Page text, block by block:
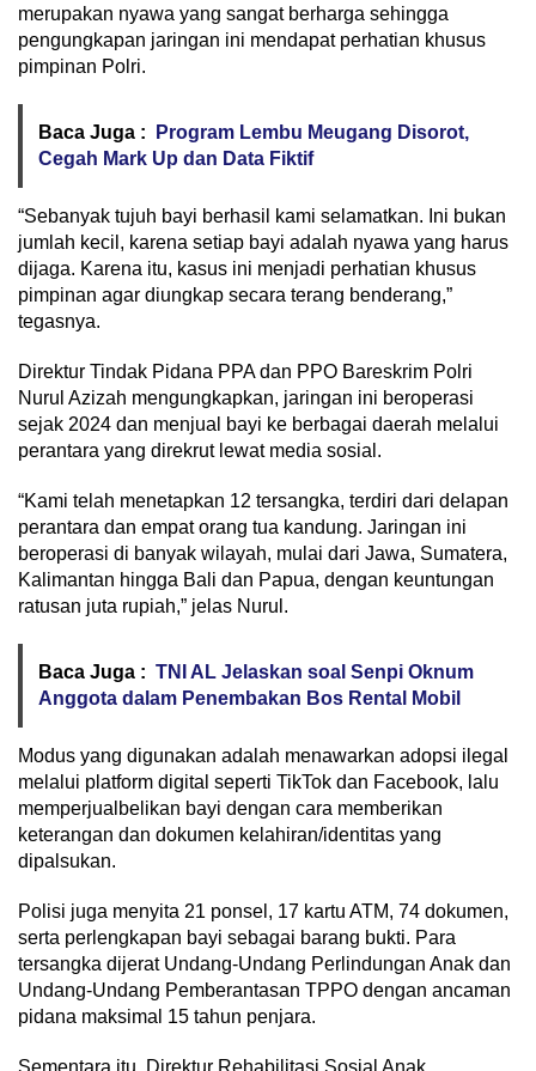
merupakan nyawa yang sangat berharga sehingga
pengungkapan jaringan ini mendapat perhatian khusus
pimpinan Polri.
Baca Juga :
Program Lembu Meugang Disorot,
Cegah Mark Up dan Data Fiktif
“Sebanyak tujuh bayi berhasil kami selamatkan. Ini bukan
jumlah kecil, karena setiap bayi adalah nyawa yang harus
dijaga. Karena itu, kasus ini menjadi perhatian khusus
pimpinan agar diungkap secara terang benderang,”
tegasnya.
Direktur Tindak Pidana PPA dan PPO Bareskrim Polri
Nurul Azizah mengungkapkan, jaringan ini beroperasi
sejak 2024 dan menjual bayi ke berbagai daerah melalui
perantara yang direkrut lewat media sosial.
“Kami telah menetapkan 12 tersangka, terdiri dari delapan
perantara dan empat orang tua kandung. Jaringan ini
beroperasi di banyak wilayah, mulai dari Jawa, Sumatera,
Kalimantan hingga Bali dan Papua, dengan keuntungan
ratusan juta rupiah,” jelas Nurul.
Baca Juga : TNI AL Jelaskan soal Senpi Oknum
Anggota dalam Penembakan Bos Rental Mobil
Modus yang digunakan adalah menawarkan adopsi ilegal
melalui platform digital seperti TikTok dan Facebook, lalu
memperjualbelikan bayi dengan cara memberikan
keterangan dan dokumen kelahiran/identitas yang
dipalsukan.
Polisi juga menyita 21 ponsel, 17 kartu ATM, 74 dokumen,
serta perlengkapan bayi sebagai barang bukti. Para
tersangka dijerat Undang-Undang Perlindungan Anak dan
Undang-Undang Pemberantasan TPPO dengan ancaman
pidana maksimal 15 tahun penjara.